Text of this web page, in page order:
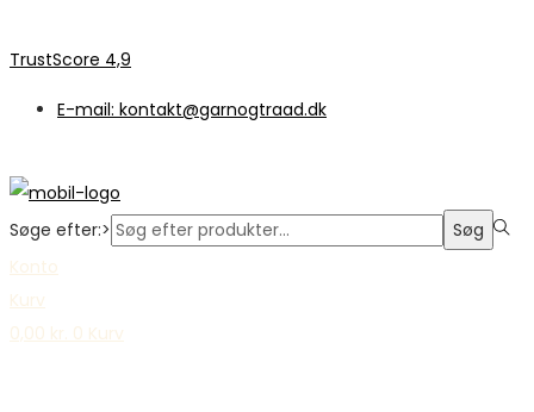
TrustScore 4,9
E-mail: kontakt@garnogtraad.dk
Søge efter:>
Søg
Konto
Kurv
0,00 kr. 0 Kurv